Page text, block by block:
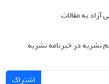
نشریه در خبرنامه نشریه
اشتراک